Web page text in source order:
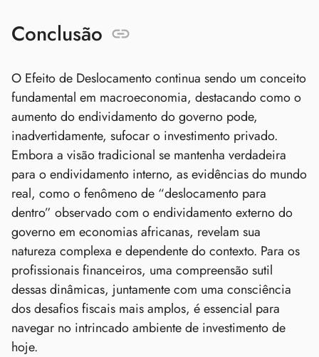
Conclusão
O Efeito de Deslocamento continua sendo um conceito
fundamental em macroeconomia, destacando como o
aumento do endividamento do governo pode,
inadvertidamente, sufocar o investimento privado.
Embora a visão tradicional se mantenha verdadeira
para o endividamento interno, as evidências do mundo
real, como o fenômeno de “deslocamento para
dentro” observado com o endividamento externo do
governo em economias africanas, revelam sua
natureza complexa e dependente do contexto. Para os
profissionais financeiros, uma compreensão sutil
dessas dinâmicas, juntamente com uma consciência
dos desafios fiscais mais amplos, é essencial para
navegar no intrincado ambiente de investimento de
hoje.